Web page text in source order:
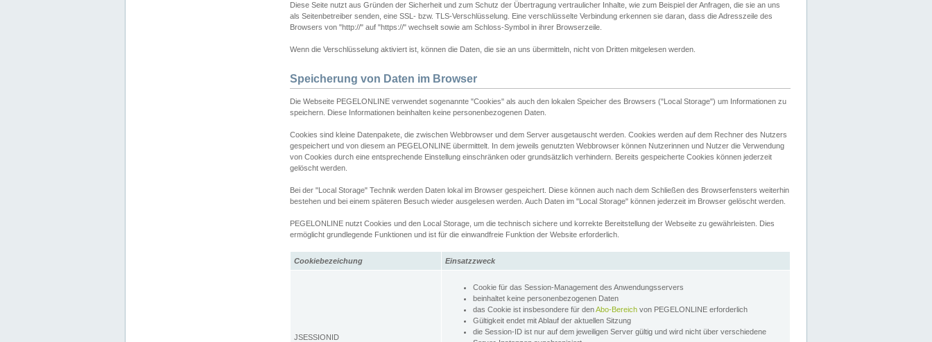
Diese Seite nutzt aus Gründen der Sicherheit und zum Schutz der Übertragung vertraulicher Inhalte, wie zum Beispiel der Anfragen, die sie an uns
als Seitenbetreiber senden, eine SSL- bzw. TLS-Verschlüsselung. Eine verschlüsselte Verbindung erkennen sie daran, dass die Adresszeile des
Browsers von "http://" auf "https://" wechselt sowie am Schloss-Symbol in ihrer Browserzeile.
Wenn die Verschlüsselung aktiviert ist, können die Daten, die sie an uns übermitteln, nicht von Dritten mitgelesen werden.
Speicherung von Daten im Browser
Die Webseite PEGELONLINE verwendet sogenannte "Cookies" als auch den lokalen Speicher des Browsers ("Local Storage") um Informationen zu
speichern. Diese Informationen beinhalten keine personenbezogenen Daten.
Cookies sind kleine Datenpakete, die zwischen Webbrowser und dem Server ausgetauscht werden. Cookies werden auf dem Rechner des Nutzers
gespeichert und von diesem an PEGELONLINE übermittelt. In dem jeweils genutzten Webbrowser können Nutzerinnen und Nutzer die Verwendung
von Cookies durch eine entsprechende Einstellung einschränken oder grundsätzlich verhindern. Bereits gespeicherte Cookies können jederzeit
gelöscht werden.
Bei der "Local Storage" Technik werden Daten lokal im Browser gespeichert. Diese können auch nach dem Schließen des Browserfensters weiterhin
bestehen und bei einem späteren Besuch wieder ausgelesen werden. Auch Daten im "Local Storage" können jederzeit im Browser gelöscht werden.
PEGELONLINE nutzt Cookies und den Local Storage, um die technisch sichere und korrekte Bereitstellung der Webseite zu gewährleisten. Dies
ermöglicht grundlegende Funktionen und ist für die einwandfreie Funktion der Website erforderlich.
Cookiebezeichung Einsatzzweck
JSESSIONID
Cookie für das Session-Management des Anwendungsservers
beinhaltet keine personenbezogenen Daten
das Cookie ist insbesondere für denAbo-Bereich von PEGELONLINE erforderlich
Gültigkeit endet mit Ablauf der aktuellen Sitzung
die Session-ID ist nur auf dem jeweiligen Server gültig und wird nicht über verschiedene